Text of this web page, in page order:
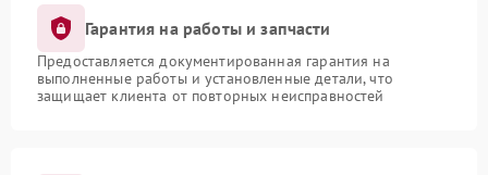
Гарантия на работы и запчасти
Предоставляется документированная гарантия на
выполненные работы и установленные детали, что
защищает клиента от повторных неисправностей